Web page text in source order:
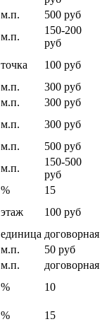
м.п.
500 руб
м.п.
150-200
руб
точка
100 руб
м.п.
300 руб
м.п.
300 руб
м.п.
300 руб
м.п.
500 руб
м.п.
150-500
руб
%
15
этаж
100 руб
единица договорная
м.п.
50 руб
м.п.
договорная
%
10
%
15